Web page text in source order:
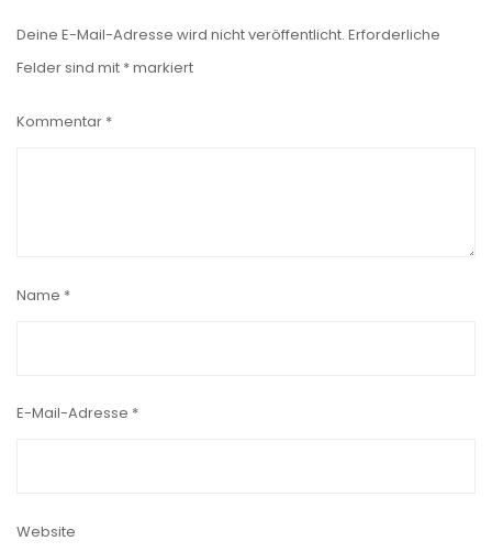
Deine E-Mail-Adresse wird nicht veröffentlicht. Erforderliche
Felder sind mit *markiert
Kommentar *
Name *
E-Mail-Adresse *
Website